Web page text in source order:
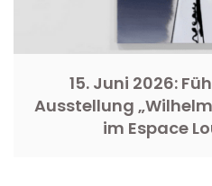
15. Juni 2026:
Ausstellung
im Espace